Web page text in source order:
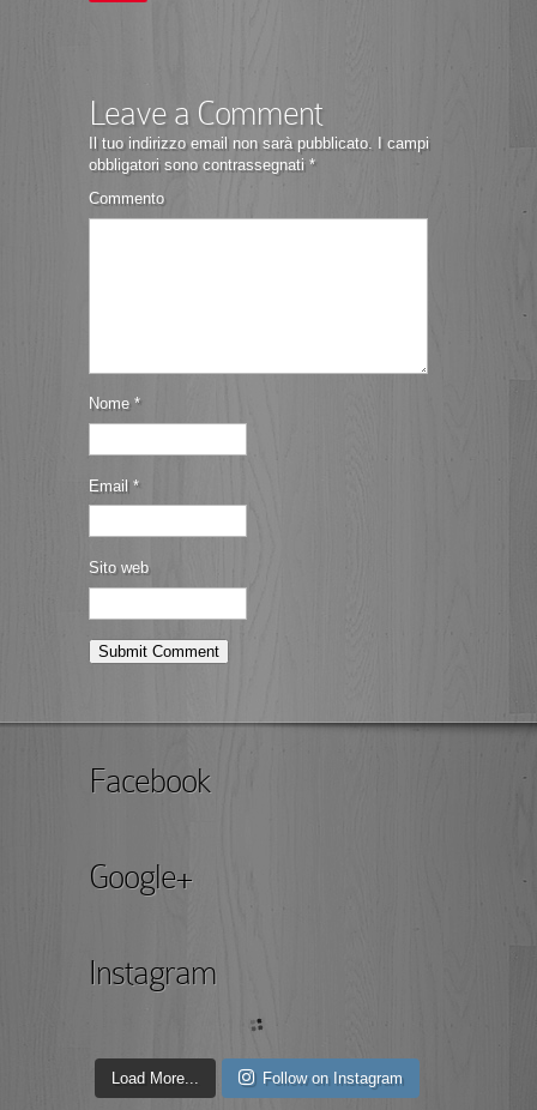
Leave a Comment
Il tuo indirizzo email non sarà pubblicato. I campi
obbligatori sono contrassegnati *
Commento
Nome *
Email *
Sito web
Facebook
Google+
Instagram
Load More... Follow on Instagram